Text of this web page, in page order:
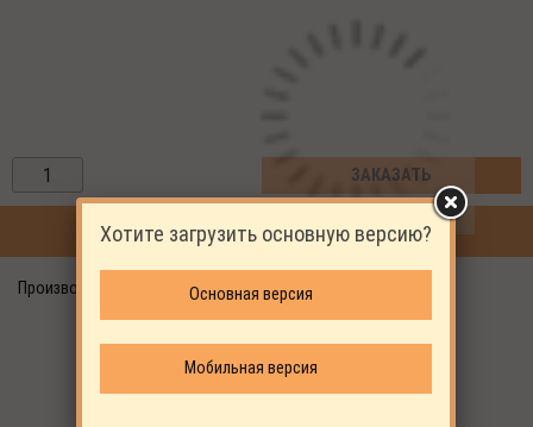
ЗАКАЗАТЬ
ПРОДОЛЖИТЬ ПОКУПКИ
Производитель: EKOMAK
Хотите загрузить основную версию?
Основная версия
Мобильная версия